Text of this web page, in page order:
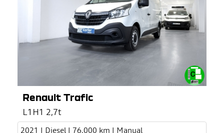
Renault Trafic
L1H1 2,7t
2021 | Diesel | 76.000 km | Manual